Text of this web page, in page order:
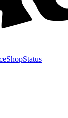
ShopStatus